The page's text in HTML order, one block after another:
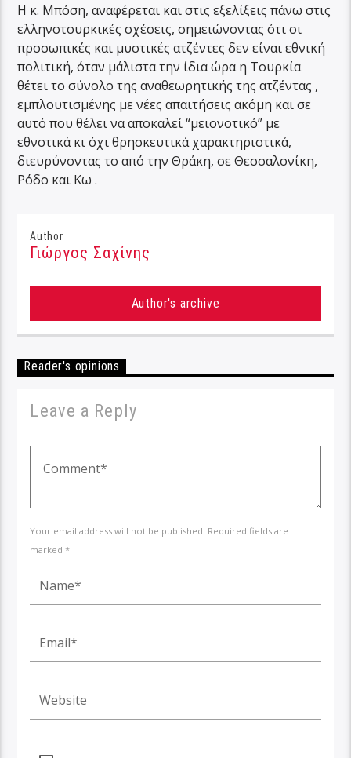
Η κ. Μπόση, αναφέρεται και στις εξελίξεις πάνω στις
ελληνοτουρκικές σχέσεις, σημειώνοντας ότι οι
προσωπικές και μυστικές ατζέντες δεν είναι εθνική
πολιτική, όταν μάλιστα την ίδια ώρα η Τουρκία
θέτει το σύνολο της αναθεωρητικής της ατζέντας ,
εμπλουτισμένης με νέες απαιτήσεις ακόμη και σε
αυτό που θέλει να αποκαλεί “μειονοτικό” με
εθνοτικά κι όχι θρησκευτικά χαρακτηριστικά,
διευρύνοντας το από την Θράκη, σε Θεσσαλονίκη,
Ρόδο και Κω .
Author
Γιώργος Σαχίνης
Author's archive
Reader's opinions
Leave a Reply
Your email address will not be published. Required fields are
marked *